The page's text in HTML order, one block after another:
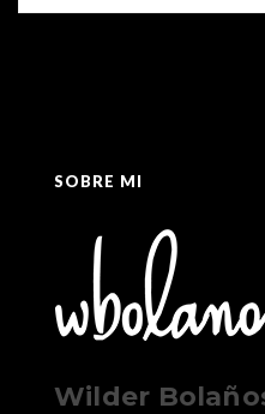
SOBRE MI
Wilder